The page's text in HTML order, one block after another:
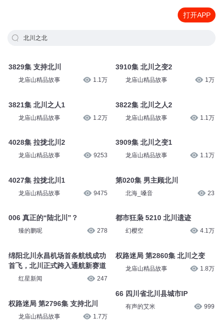
打开APP
北川之北
3829集 支持北川
龙庙山精品故事 1.1万
3821集 北川之人1
龙庙山精品故事 1.2万
4028集 拉拢北川2
龙庙山精品故事 9253
4027集 拉拢北川1
龙庙山精品故事 9475
006 真正的“陆北川”？
臻的鹏呢 278
绵阳北川永昌机场首条航线成功
首飞，北川正式跨入通航新赛道
红星新闻 247
权路迷局 第2796集 支持北川
龙庙山精品故事 1.7万
3910集 北川之变2
龙庙山精品故事 1万
3822集 北川之人2
龙庙山精品故事 1.1万
3909集 北川之变1
龙庙山精品故事 1.1万
第020集 男主顾北川
北海_嗓音 23
都市狂枭 5210 北川遗迹
幻樱空 4.1万
权路迷局 第2860集 北川之变
龙庙山精品故事 1.8万
66 四川省北川县城市IP
有声的艾米 999